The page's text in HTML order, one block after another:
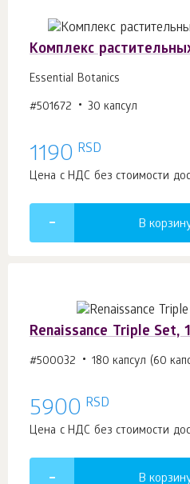
Комплекс
Essential Botanics
#501672 30 капсул
1190 RSD
Цена с НДС без стоимости
В
Renaissance Triple Set,
#500032 180 капсул (60
5900 RSD
Цена с НДС без стоимости
В